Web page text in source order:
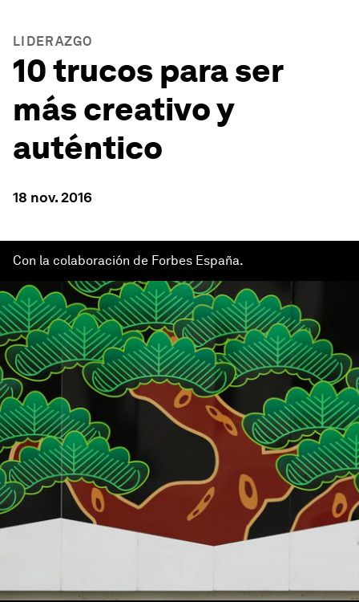
LIDERAZGO
10 trucos para ser
más creativo y
auténtico
18 nov. 2016
Con la colaboración de Forbes España.